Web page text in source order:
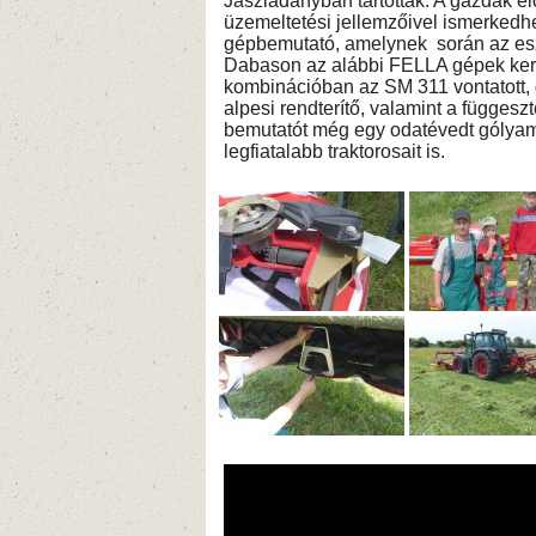
üzemeltetési jellemzőivel
gépbemutató, amelynek során az
Dabason az alábbi FELLA gépek
kombinációban az SM 311
alpesi rendterítő, valamint a
bemutatót még egy odatévedt
legfiatalabb traktorosait is.